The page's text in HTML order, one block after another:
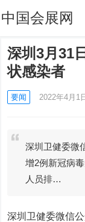
中国会展网
深圳3月31
状感染者
要闻 2022年4月1
深圳卫健委微
增2例新冠病
人员排…
深圳卫健委微信